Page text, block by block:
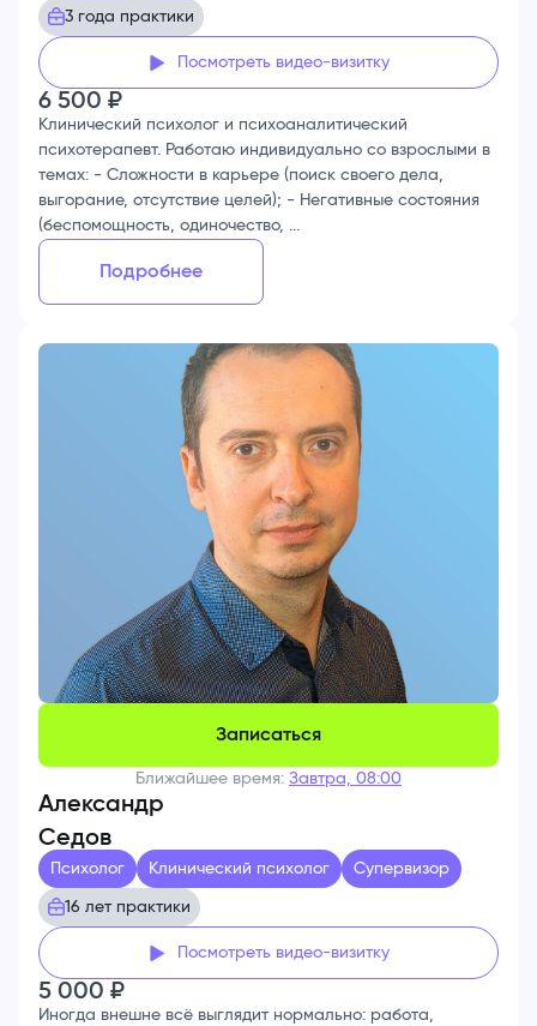
3 года практики
Посмотреть видео-визитку
6 500 ₽
Клинический психолог и психоаналитический
психотерапевт. Работаю индивидуально со взрослыми в
темах: - Сложности в карьере (поиск своего дела,
выгорание, отсутствие целей); - Негативные состояния
(беспомощность, одиночество, ...
Подробнее
Записаться
Ближайшее время: Завтра, 08:00
Александр
Седов
Психолог Клинический психолог Супервизор
16 лет практики
Посмотреть видео-визитку
5 000 ₽
Иногда внешне всё выглядит нормально: работа,